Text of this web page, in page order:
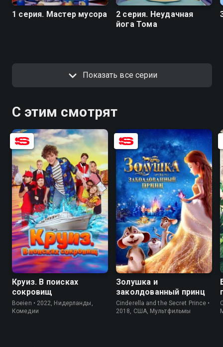
1 серия. Мастер мусора
2 серия. Неудачная
йога Тома
Показать все серии
С этим смотрят
7.3 4.3
Круиз. В поисках
сокровищ
Boeien • 2022, Нидерланды,
Комедии
6.8 4.4
Золушка и
заколдованный принц
Cinderella and the Secret Prince •
2018, США, Мультфильмы